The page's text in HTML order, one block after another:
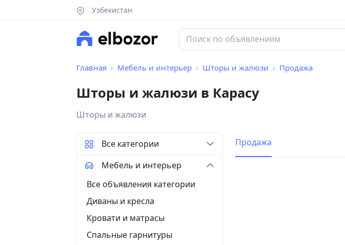
Узбекистан
Главная Мебель и интерьер Шторы и жалюзи Продажа
Шторы и жалюзи в Карасу
Шторы и жалюзи
Продажа
Все категории
Мебель и интерьер
Все объявления категории
Диваны и кресла
Кровати и матрасы
Спальные гарнитуры